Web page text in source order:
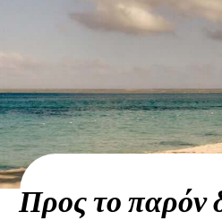
Προς το παρόν